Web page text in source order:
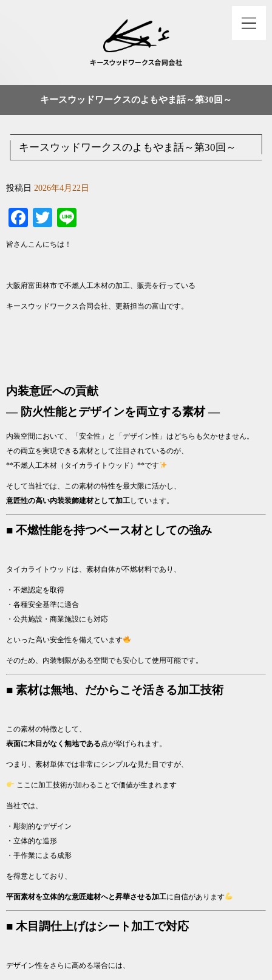
キースウッドワークスのよもやま話～第30回～
キースウッドワークスのよもやま話～第30回～
投稿日 2026年4月22日
Facebook
Twitter
皆さんこんにちは！
大阪府富田林市で不燃人工木材の加工、販売を行っている
キースウッドワークス合同会社、更新担当の富山です。
内装意匠への貢献
― 防火性能とデザインを両立する素材 ―
内装空間において、「安全性」と「デザイン性」はどちらも欠かせません。
その両立を実現できる素材として注目されているのが、
**不燃人工木材（タイカライトウッド）**です
そして当社では、この素材の特性を最大限に活かし、
意匠性の高い内装装飾建材として加工しています。
■ 不燃性能を持つベース材としての強み
タイカライトウッドは、素材自体が不燃材料であり、
・不燃認定を取得
・各種安全基準に適合
・公共施設・商業施設にも対応
といった高い安全性を備えています
そのため、内装制限がある空間でも安心して使用可能です。
■ 素材は無地、だからこそ活きる加工技術
この素材の特徴として、
表面に木目がなく無地である点が挙げられます。
つまり、素材単体では非常にシンプルな見た目ですが、
ここに加工技術が加わることで価値が生まれます
当社では、
・彫刻的なデザイン
・立体的な造形
・手作業による成形
を得意としており、
平面素材を立体的な意匠建材へと昇華させる加工に自信があります
■ 木目調仕上げはシート加工で対応
デザイン性をさらに高める場合には、